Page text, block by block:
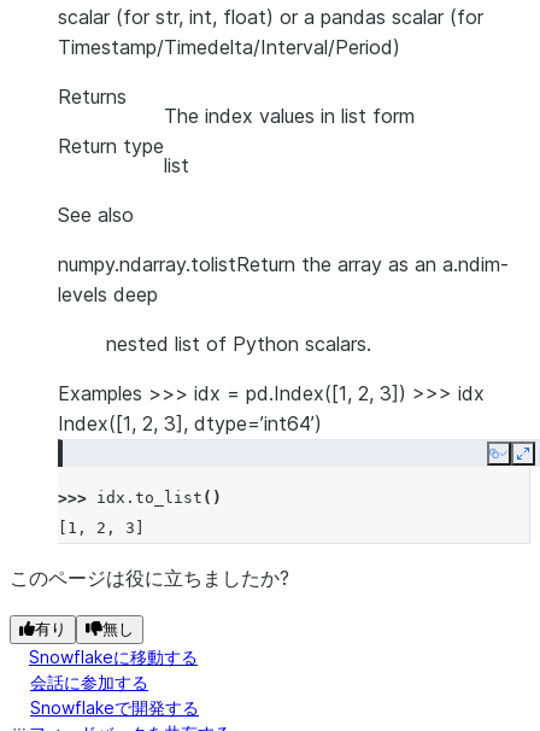
scalar (for str, int, float) or a pandas scalar (for
Timestamp/Timedelta/Interval/Period)
Returns
The index values in list form
Return type
list
See also
numpy.ndarray.tolistReturn the array as an a.ndim-
levels deep
nested list of Python scalars.
Examples >>> idx = pd.Index([1, 2, 3]) >>> idx
Index([1, 2, 3], dtype=’int64’)
Copy
>>> idx . to_list ()
[1, 2, 3]
このページは役に立ちましたか?
有り 無し
Snowflakeに移動する
会話に参加する
Snowflakeで開発する